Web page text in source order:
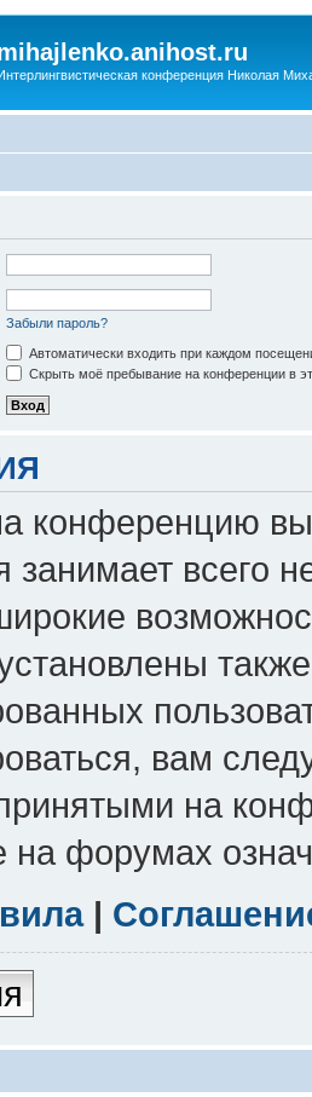
конференция Николая
Забыли пароль?
Автоматически входить при каждом
Скрыть моё пребывание на конференции в
конференцию
занимает всего
вам
на
на форумах
|